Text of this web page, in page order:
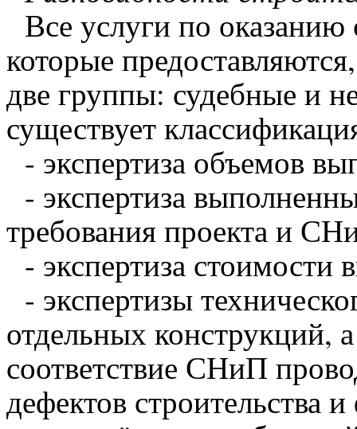
Все услуги по оказанию
которые
две группы: судебные и
существует
- экспертиза объемов
- экспертиза
требования проекта и
- экспертиза
- экспертизы
отдельных конструкций,
соответствие СНиП
дефектов строительства